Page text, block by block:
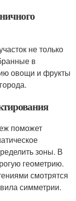
не только
в
овощи и фрукты
поможет
зоны. В
геометрию.
смотрятся
симметрии.